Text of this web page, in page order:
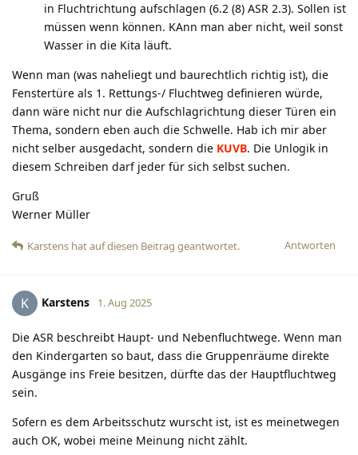
in Fluchtrichtung aufschlagen (6.2 (8) ASR 2.3). Sollen ist
müssen wenn können. KAnn man aber nicht, weil sonst
Wasser in die Kita läuft.
Wenn man (was naheliegt und baurechtlich richtig ist), die
Fenstertüre als 1. Rettungs-/ Fluchtweg definieren würde,
dann wäre nicht nur die Aufschlagrichtung dieser Türen ein
Thema, sondern eben auch die Schwelle. Hab ich mir aber
nicht selber ausgedacht, sondern die KUVB. Die Unlogik in
diesem Schreiben darf jeder für sich selbst suchen.
Gruß
Werner Müller
Antworten
Karstens hatauf diesen Beitrag geantwortet.
K Karstens 1. Aug 2025
Die ASR beschreibt Haupt- und Nebenfluchtwege. Wenn man
den Kindergarten so baut, dass die Gruppenräume direkte
Ausgänge ins Freie besitzen, dürfte das der Hauptfluchtweg
sein.
Sofern es dem Arbeitsschutz wurscht ist, ist es meinetwegen
auch OK, wobei meine Meinung nicht zählt.